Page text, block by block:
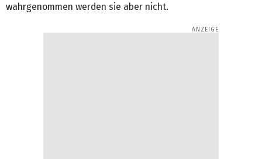
wahrgenommen werden sie aber nicht.